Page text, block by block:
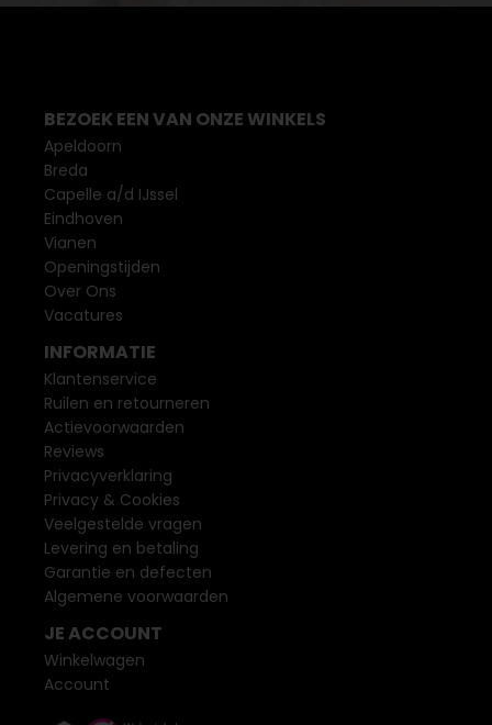
BEZOEK EEN VAN ONZE WINKELS
Apeldoorn
Breda
Capelle a/d IJssel
Eindhoven
Vianen
Openingstijden
Over Ons
Vacatures
INFORMATIE
Klantenservice
Ruilen en retourneren
Actievoorwaarden
Reviews
Privacyverklaring
Privacy & Cookies
Veelgestelde vragen
Levering en betaling
Garantie en defecten
Algemene voorwaarden
JE ACCOUNT
Winkelwagen
Account